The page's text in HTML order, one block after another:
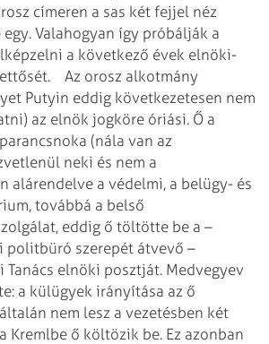
címeren a sas két fejjel néz
Valahogyan így próbálják a
a következő évek elnöki-
Az orosz alkotmány
Putyin eddig következetesen nem
az elnök jogköre óriási. Ő a
(nála van az
neki és nem a
alárendelve a védelmi, a belügy- és
továbbá a belső
eddig ő töltötte be a –
politbüró szerepét átvevő –
Tanács elnöki posztját. Medvegyev
a külügyek irányítása az ő
nem lesz a vezetésben két
Kremlbe ő költözik be. Ez azonban